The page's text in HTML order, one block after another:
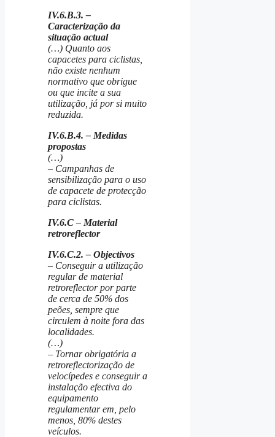
IV.6.B.3. –
Caracterização da
situação actual
(…) Quanto aos
capacetes para ciclistas,
não existe nenhum
normativo que obrigue
ou que incite a sua
utilização, já por si muito
reduzida.
IV.6.B.4. – Medidas
propostas
(…)
– Campanhas de
sensibilização para o uso
de capacete de protecção
para ciclistas.
IV.6.C – Material
retroreflector
IV.6.C.2. – Objectivos
– Conseguir a utilização
regular de material
retroreflector por parte
de cerca de 50% dos
peões, sempre que
circulem à noite fora das
localidades.
(…)
– Tornar obrigatória a
retroreflectorização de
velocípedes e conseguir a
instalação efectiva do
equipamento
regulamentar em, pelo
menos, 80% destes
veículos.